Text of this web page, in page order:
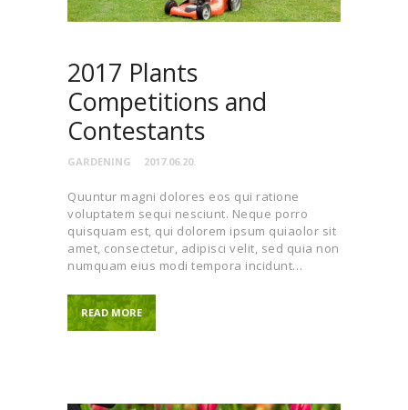
2017 Plants
Competitions and
Contestants
GARDENING 2017.06.20.
Quuntur magni dolores eos qui ratione
voluptatem sequi nesciunt. Neque porro
quisquam est, qui dolorem ipsum quiaolor sit
amet, consectetur, adipisci velit, sed quia non
numquam eius modi tempora incidunt…
READ MORE